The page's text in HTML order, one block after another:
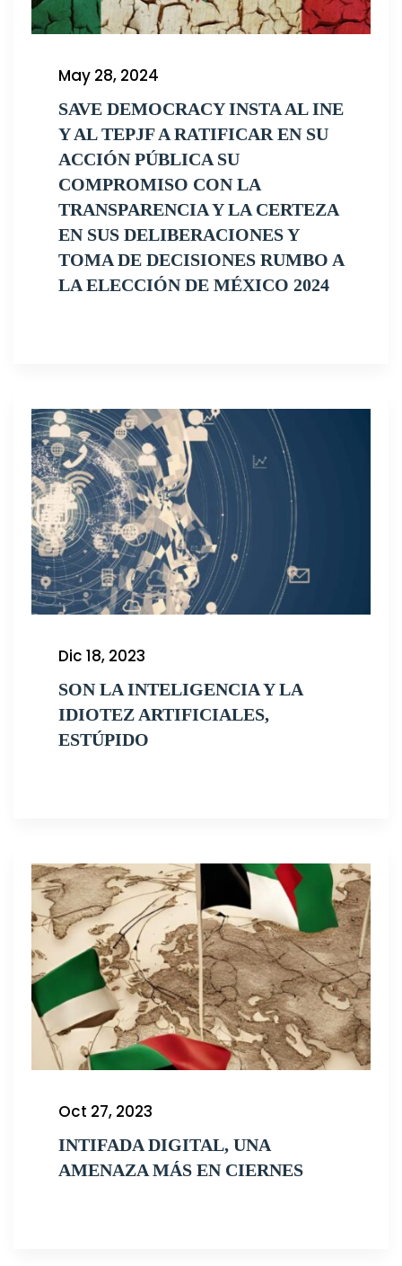
May 28, 2024
SAVE DEMOCRACY INSTA AL INE
Y AL TEPJF A RATIFICAR EN SU
ACCIÓN PÚBLICA SU
COMPROMISO CON LA
TRANSPARENCIA Y LA CERTEZA
EN SUS DELIBERACIONES Y
TOMA DE DECISIONES RUMBO A
LA ELECCIÓN DE MÉXICO 2024
Dic 18, 2023
SON LA INTELIGENCIA Y LA
IDIOTEZ ARTIFICIALES,
ESTÚPIDO
Oct 27, 2023
INTIFADA DIGITAL, UNA
AMENAZA MÁS EN CIERNES